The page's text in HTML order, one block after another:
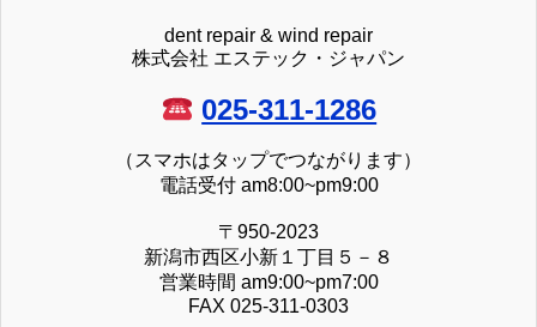
dent repair & wind repair
株式会社 エステック・ジャパン
025-311-1286
（スマホはタップでつながります）
電話受付 am8:00~pm9:00
〒950-2023
新潟市西区小新１丁目５－８
営業時間 am9:00~pm7:00
FAX 025-311-0303